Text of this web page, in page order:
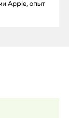
Apple, опыт